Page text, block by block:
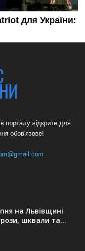
порталу відкрите для
обов'язове!
на Львівщині
шквали та...